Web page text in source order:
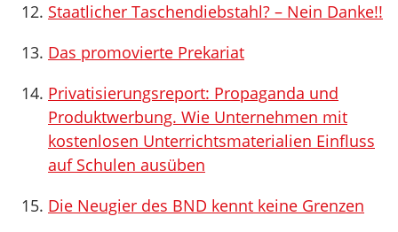
Staatlicher Taschendiebstahl? – Nein Danke!!
Das promovierte Prekariat
Privatisierungsreport: Propaganda und
Produktwerbung. Wie Unternehmen mit
kostenlosen Unterrichtsmaterialien Einfluss
auf Schulen ausüben
Die Neugier des BND kennt keine Grenzen